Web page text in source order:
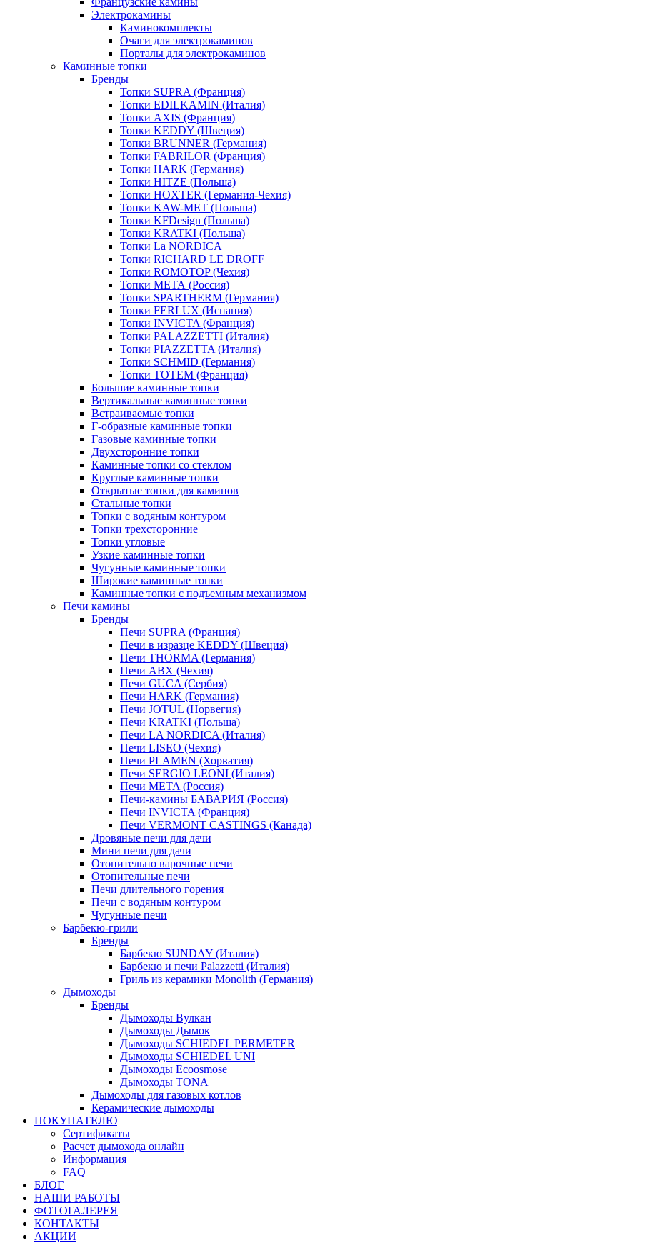
Электрокамины
Каминокомплекты
Очаги для электрокаминов
Порталы для электрокаминов
Каминные топки
Бренды
Топки SUPRA (Франция)
Топки EDILKAMIN (Италия)
Топки AXIS (Франция)
Топки KEDDY (Швеция)
Топки BRUNNER (Германия)
Топки FABRILOR (Франция)
Топки HARK (Германия)
Топки HITZE (Польша)
Топки HOXTER (Германия-Чехия)
Топки KAW-MET (Польша)
Топки KFDesign (Польша)
Топки KRATKI (Польша)
Топки La NORDICA
Топки RICHARD LE DROFF
Топки ROMOTOP (Чехия)
Топки МЕТА (Россия)
Топки SPARTHERM (Германия)
Топки FERLUX (Испания)
Топки INVICTA (Франция)
Топки PALAZZETTI (Италия)
Топки PIAZZETTA (Италия)
Топки SCHMID (Германия)
Топки TOTEM (Франция)
Большие каминные топки
Вертикальные каминные топки
Встраиваемые топки
Г-образные каминные топки
Газовые каминные топки
Двухсторонние топки
Каминные топки со стеклом
Круглые каминные топки
Открытые топки для каминов
Стальные топки
Топки с водяным контуром
Топки трехсторонние
Топки угловые
Узкие каминные топки
Чугунные каминные топки
Широкие каминные топки
Каминные топки с подъемным механизмом
Печи камины
Бренды
Печи SUPRA (Франция)
Печи в изразце KEDDY (Швеция)
Печи THORMA (Германия)
Печи ABX (Чехия)
Печи GUCA (Сербия)
Печи HARK (Германия)
Печи JOTUL (Норвегия)
Печи KRATKI (Польша)
Печи LA NORDICA (Италия)
Печи LISEO (Чехия)
Печи PLAMEN (Хорватия)
Печи SERGIO LEONI (Италия)
Печи META (Россия)
Печи-камины БАВАРИЯ (Россия)
Печи INVICTA (Франция)
Печи VERMONT CASTINGS (Канада)
Дровяные печи для дачи
Мини печи для дачи
Отопительно варочные печи
Отопительные печи
Печи длительного горения
Печи с водяным контуром
Чугунные печи
Барбекю-грили
Бренды
Барбекю SUNDAY (Италия)
Барбекю и печи Palazzetti (Италия)
Гриль из керамики Monolith (Германия)
Дымоходы
Бренды
Дымоходы Вулкан
Дымоходы Дымок
Дымоходы SCHIEDEL PERMETER
Дымоходы SCHIEDEL UNI
Дымоходы Ecoosmose
Дымоходы TONA
Дымоходы для газовых котлов
Керамические дымоходы
ПОКУПАТЕЛЮ
Сертификаты
Расчет дымохода онлайн
Информация
FAQ
БЛОГ
НАШИ РАБОТЫ
ФОТОГАЛЕРЕЯ
КОНТАКТЫ
АКЦИИ